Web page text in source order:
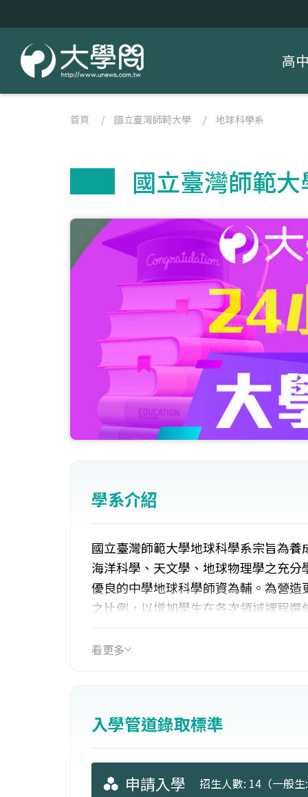
高
首頁 / 國立臺灣師範大學 / 地球科學系
國立臺灣師範大
學系介紹
國立臺灣師範大學地球科學系宗旨為
海洋科學、天文學、地球物理學之充
優良的中學地球科學師資為輔。為營
之比例，以增加學生在各次領域課程
看更多
入學管道錄取標準
申請入學 招生人數: 14（一般生